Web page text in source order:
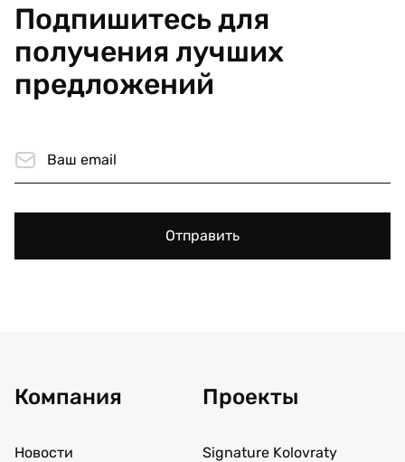
Подпишитесь для
получения лучших
предложений
Отправить
Компания
Новости
Проекты
Signature Kolovraty